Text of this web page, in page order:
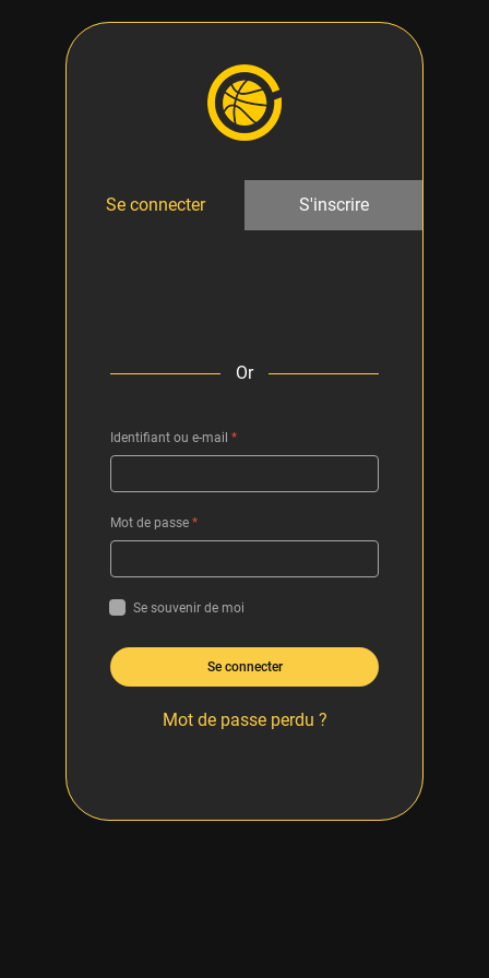
Se connecter S'inscrire
Or
Identifiant ou e-mail *
Mot de passe *
Se souvenir de moi
Se connecter
Mot de passe perdu ?